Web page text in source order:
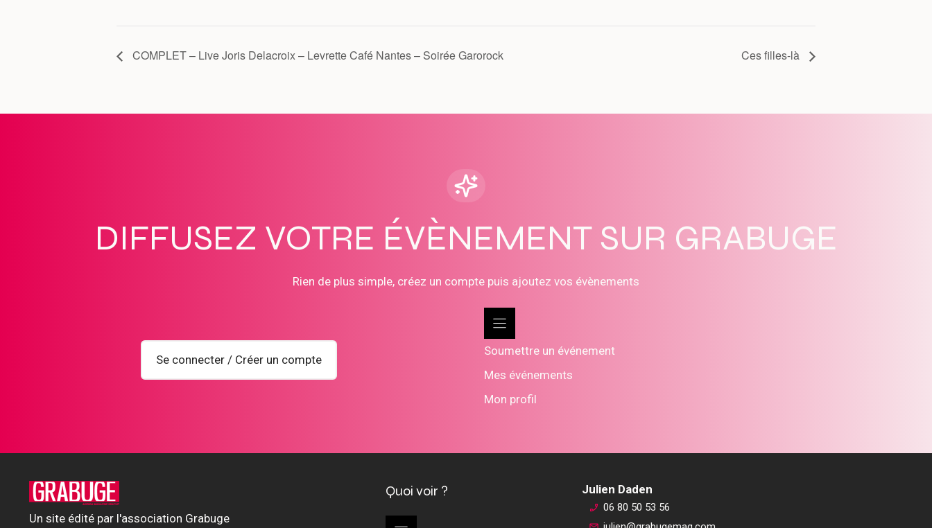
COMPLET – Live Joris Delacroix – Levrette Café Nantes – Soirée Garorock Ces filles-là
DIFFUSEZ VOTRE ÉVÈNEMENT SUR GRABUGE
Rien de plus simple, créez un compte puis ajoutez vos évènements
Se connecter / Créer un compte
Soumettre un événement
Mes événements
Mon profil
Un site édité par l'association Grabuge
Quoi voir ? Julien Daden
06 80 50 53 56